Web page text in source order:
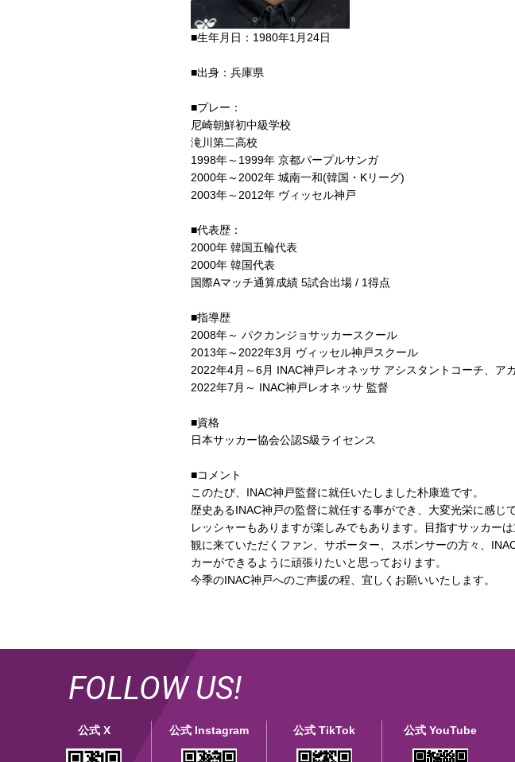
■生年月日：1980年1月24日
■出身：兵庫県
■プレー：
尼崎朝鮮初中級学校
滝川第二高校
1998年～1999年 京都パープルサンガ
2000年～2002年 城南一和(韓国・Kリーグ)
2003年～2012年 ヴィッセル神戸
■代表歴：
2000年 韓国五輪代表
2000年 韓国代表
国際Aマッチ通算成績 5試合出場 / 1得点
■指導歴
2008年～ パクカンジョサッカースクール
2013年～2022年3月 ヴィッセル神戸スクール
2022年4月～6月 INAC神戸レオネッサ アシスタントコーチ、ア
2022年7月～ INAC神戸レオネッサ 監督
■資格
日本サッカー協会公認S級ライセンス
■コメント
このたび、INAC神戸監督に就任いたしました朴康造です。
歴史あるINAC神戸の監督に就任する事ができ、大変光栄に感
レッシャーもありますが楽しみでもあります。目指すサッカー
観に来ていただくファン、サポーター、スポンサーの方々、
カーができるように頑張りたいと思っております。
今季のINAC神戸へのご声援の程、宜しくお願いいたします。
FOLLOW US!
公式 X 公式 Instagram 公式 TikTok 公式 YouTube